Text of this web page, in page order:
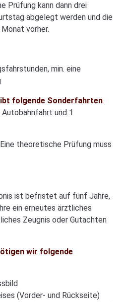
Prüfung kann dann drei
abgelegt werden und die
vorher.
min. eine
folgende Sonderfahrten
und 1
Eine theoretische Prüfung muss
ist befristet auf fünf Jahre,
ein erneutes ärztliches
Zeugnis oder Gutachten
wir folgende
(Vorder- und Rückseite)